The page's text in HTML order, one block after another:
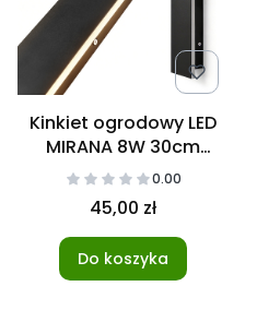
Kinkiet ogrodowy LED
MIRANA 8W 30cm
4000K IP44 czarny
0.00
45,00 zł
Do koszyka